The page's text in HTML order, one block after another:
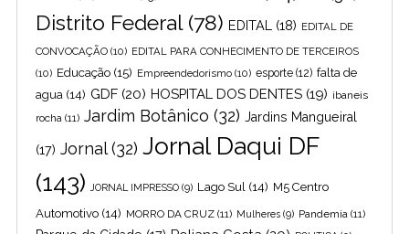
Distrito Federal(78) EDITAL (18) EDITAL DE
CONVOCAÇÃO (10) EDITAL PARA CONHECIMENTO DE TERCEIROS
(10) Educação (15) Empreendedorismo (10) esporte (12) falta de
agua (14) GDF (20) HOSPITAL DOS DENTES (19) ibaneis
rocha (11) Jardim Botânico (32) Jardins Mangueiral
(17) Jornal(32) Jornal Daqui DF
(143)
JORNAL IMPRESSO (9) Lago Sul (14) M5 Centro
Automotivo (14) MORRO DA CRUZ (11) Mulheres (9) Pandemia (11)